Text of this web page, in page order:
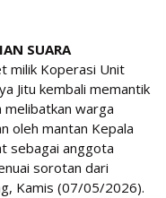
SUARA
milik Koperasi Unit
Jitu kembali memantik
melibatkan warga
oleh mantan Kepala
sebagai anggota
sorotan dari
Kamis (07/05/2026).